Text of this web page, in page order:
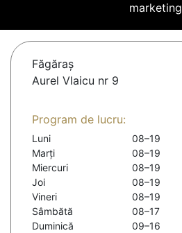
marketing
Făgăraş
Aurel Vlaicu nr 9
Program de lucru:
Luni
08–19
Marți
08–19
Miercuri
08–19
Joi
08–19
Vineri
08–19
Sâmbătă
08–17
Duminică
09–16